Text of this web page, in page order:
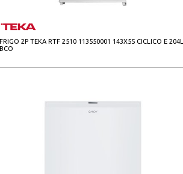
FRIGO 2P TEKA RTF 2510 113550001 143X55 CICLICO E 204L
BCO